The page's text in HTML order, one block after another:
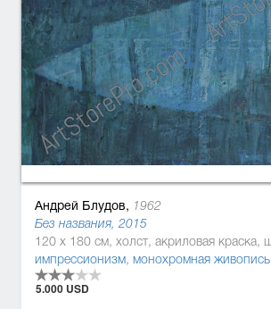
Андрей Блудов, 1962
Без названия, 2015
импрессионизм, монохромная живопись
5.000 USD